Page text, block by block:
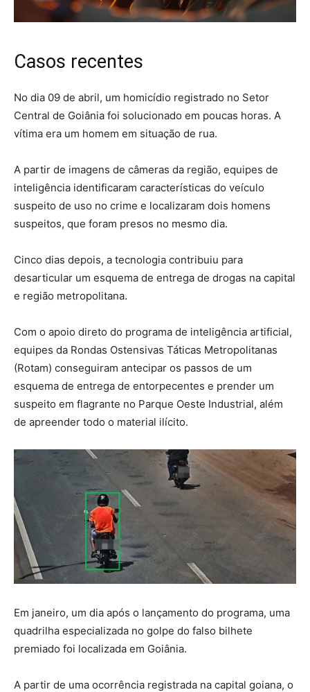
Casos recentes
No dia 09 de abril, um homicídio registrado no Setor
Central de Goiânia foi solucionado em poucas horas. A
vítima era um homem em situação de rua.
A partir de imagens de câmeras da região, equipes de
inteligência identificaram características do veículo
suspeito de uso no crime e localizaram dois homens
suspeitos, que foram presos no mesmo dia.
Cinco dias depois, a tecnologia contribuiu para
desarticular um esquema de entrega de drogas na capital
e região metropolitana.
Com o apoio direto do programa de inteligência artificial,
equipes da Rondas Ostensivas Táticas Metropolitanas
(Rotam) conseguiram antecipar os passos de um
esquema de entrega de entorpecentes e prender um
suspeito em flagrante no Parque Oeste Industrial, além
de apreender todo o material ilícito.
Em janeiro, um dia após o lançamento do programa, uma
quadrilha especializada no golpe do falso bilhete
premiado foi localizada em Goiânia.
A partir de uma ocorrência registrada na capital goiana, o